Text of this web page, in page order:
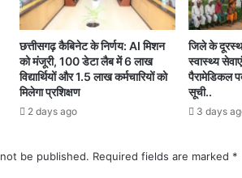
मो
सा
क
त
जो
का
र
छत्तीसगढ़ कैबिनेट के निर्णय: AI मिशन
को मंजूरी, 100 डेटा लैब में 6 लाख
विद्यार्थियों और 1.5 लाख कर्मचारियों को
मिलेगा प्रशिक्षण
2 days ago
जिले के दूरस्थ
स्वास्थ्य
पैरामेडिकल
सूची..
3 days
not be published. Required fields are marked *